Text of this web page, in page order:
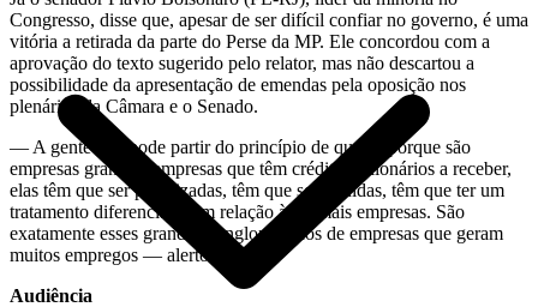
Congresso, disse que, apesar de ser difícil confiar no governo, é uma
vitória a retirada da parte do Perse da MP. Ele concordou com a
aprovação do texto sugerido pelo relator, mas não descartou a
possibilidade da apresentação de emendas pela oposição nos
plenários da Câmara e o Senado.
— A gente não pode partir do princípio de que só porque são
empresas grandes, empresas que têm créditos bilionários a receber,
elas têm que ser penalizadas, têm que ser punidas, têm que ter um
tratamento diferenciado em relação às demais empresas. São
exatamente esses grandes conglomerados de empresas que geram
muitos empregos — alertou.
Audiência